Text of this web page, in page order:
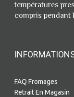
températures
compris pendant
FAQ Fromages
Retrait En Magasin